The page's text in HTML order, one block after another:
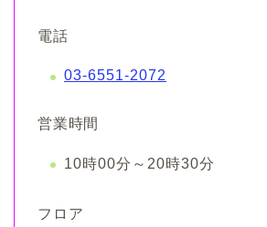
電話
03-6551-2072
営業時間
10時00分～20時30分
フロア